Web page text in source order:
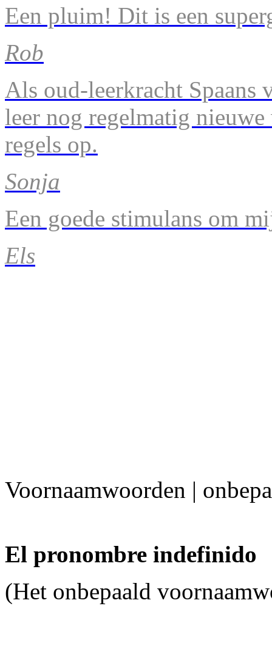
Een pluim! Dit is een
Rob
Als oud-leerkracht
leer nog regelmatig
regels op.
Sonja
Een goede stimulans om
Els
Voornaamwoorden |
El pronombre indefinido
(Het onbepaald